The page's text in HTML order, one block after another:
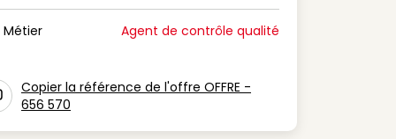
Métier Agent de contrôle qualité
copy to clipboard
Copier la référence de l'offre OFFRE -
656 570